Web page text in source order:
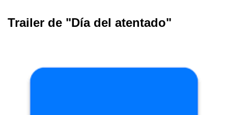
Trailer de "Día del atentado"